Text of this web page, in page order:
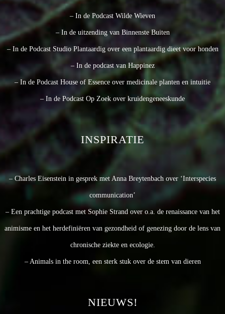
– In de Podcast Wilde Wieven
– In de uitzending van Binnenste Buiten
– In de Podcast Studio Plantaardig over een plantaardig dieet voor honden
– In de podcast van Happinez
– In de Podcast House of Essence over medicinale planten en intuitie
– In de Podcast Op Zoek over kruidengeneeskunde
INSPIRATIE
– Charles Eisenstein in gesprek met Anna Breytenbach over ‘Interspecies
communication’
– Een prachtige podcast met Sophie Strand over o.a. de renaissance van het
animisme en het herdefiniëren van gezondheid of genezing door de lens van
chronische ziekte en ecologie.
– Animals in the room, een sterk stuk over de stem van dieren
NIEUWS!